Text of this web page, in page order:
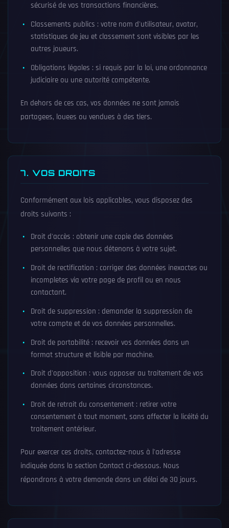
sécurisé de vos transactions financières.
Classements publics : votre nom d'utilisateur, avatar,
statistiques de jeu et classement sont visibles par les
autres joueurs.
Obligations légales : si requis par la loi, une ordonnance
judiciaire ou une autorité compétente.
En dehors de ces cas, vos données ne sont jamais
partagees, louees ou vendues à des tiers.
7. VOS DROITS
Conformément aux lois applicables, vous disposez des
droits suivants :
Droit d'accès : obtenir une copie des données
personnelles que nous détenons à votre sujet.
Droit de rectification : corriger des données inexactes ou
incompletes via votre page de profil ou en nous
contactant.
Droit de suppression : demander la suppression de
votre compte et de vos données personnelles.
Droit de portabilité : recevoir vos données dans un
format structure et lisible par machine.
Droit d'opposition : vous opposer au traitement de vos
données dans certaines circonstances.
Droit de retrait du consentement : retirer votre
consentement à tout moment, sans affecter la licéité du
traitement antérieur.
Pour exercer ces droits, contactez-nous à l'adresse
indiquée dans la section Contact ci-dessous. Nous
répondrons à votre demande dans un délai de 30 jours.